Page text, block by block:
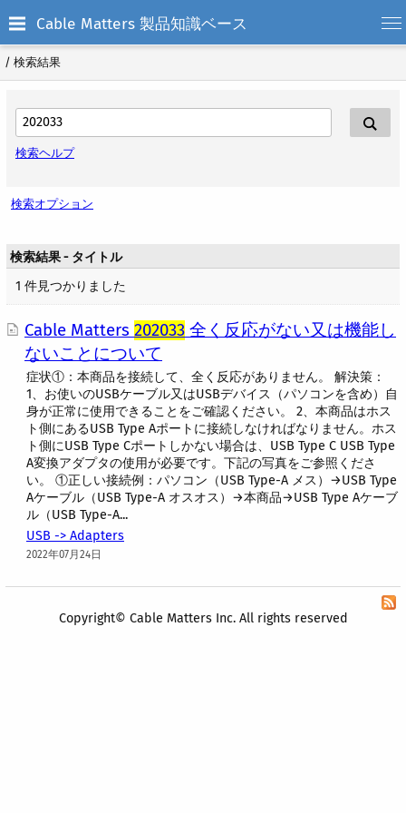
Cable Matters 製品知識ベース
/ 検索結果
検索ヘルプ
検索オプション
検索結果 - タイトル
1 件見つかりました
Cable Matters 202033 全く反応がない又は機能し
ないことについて
症状①：本商品を接続して、全く反応がありません。 解決策：
1、お使いのUSBケーブル又はUSBデバイス（パソコンを含め）自
身が正常に使用できることをご確認ください。 2、本商品はホス
ト側にあるUSB Type Aポートに接続しなければなりません。ホス
ト側にUSB Type Cポートしかない場合は、USB Type C USB Type
A変換アダプタの使用が必要です。下記の写真をご参照くださ
い。 ①正しい接続例：パソコン（USB Type-A メス）→USB Type
Aケーブル（USB Type-A オスオス）→本商品→USB Type Aケーブ
ル（USB Type-A...
USB -> Adapters
2022年07月24日
Copyright© Cable Matters Inc. All rights reserved